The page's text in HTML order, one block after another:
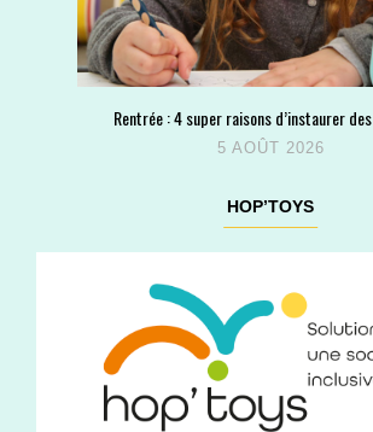
Rentrée : 4 super raisons d’instaurer
5 AOÛT 2026
HOP’TOYS